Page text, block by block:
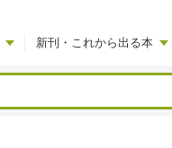
新刊・これから出る本